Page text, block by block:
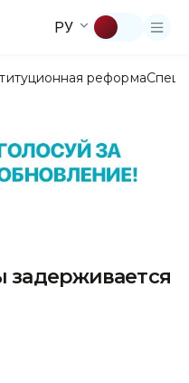
РУ
реформа
задерживается